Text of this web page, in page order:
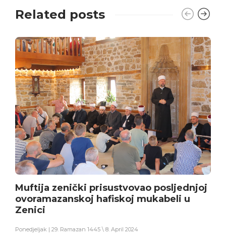
Related posts
Muftija zenički prisustvovao posljednjoj
ovoramazanskoj hafiskoj mukabeli u
Zenici
Ponedjeljak | 29. Ramazan 1445 \ 8. April 2024